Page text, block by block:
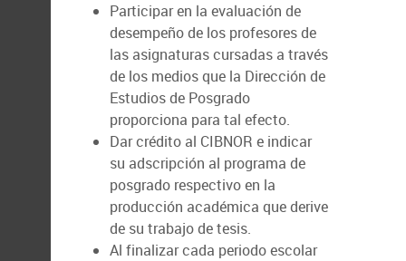
Participar en la evaluación de
desempeño de los profesores de
las asignaturas cursadas a través
de los medios que la Dirección de
Estudios de Posgrado
proporciona para tal efecto.
Dar crédito al CIBNOR e indicar
su adscripción al programa de
posgrado respectivo en la
producción académica que derive
de su trabajo de tesis.
Al finalizar cada periodo escolar